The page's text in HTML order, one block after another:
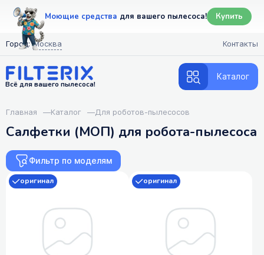
Моющие средства для вашего пылесоса! Купить
Город: Москва Контакты
Всё для вашего пылесоса!
Каталог
Главная —Каталог —Для роботов-пылесосов
Салфетки (МОП) для робота-пылесоса
Фильтр по моделям
оригинал оригинал